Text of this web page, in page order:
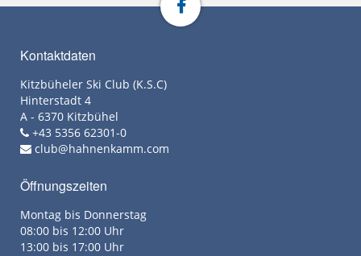
Kontaktdaten
Kitzbüheler Ski Club (K.S.C)
Hinterstadt 4
A - 6370 Kitzbühel
+43 5356 62301-0
club@hahnenkamm.com
Öffnungszeiten
Montag bis Donnerstag
08:00 bis 12:00 Uhr
13:00 bis 17:00 Uhr